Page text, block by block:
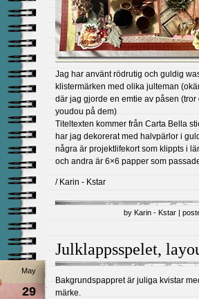
Jag har använt rödrutig och guldig
klistermärken med olika julteman
där jag gjorde en emtie av påsen
youdou på dem)
Titeltexten kommer från Carta Bella
har jag dekorerat med halvpärlor i
några är projektlifekort som klippts i
och andra är 6×6 papper som
/ Karin - Kstar
by Karin - Kstar |
Julklappsspelet,
May
29
Bakgrundspappret är juliga kvistar
märke.